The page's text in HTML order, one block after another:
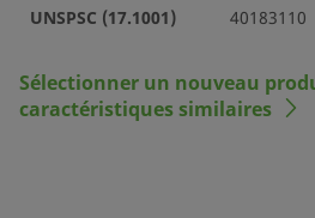
UNSPSC (17.1001)
40183110
Sélectionner un nouveau
caractéristiques similaires